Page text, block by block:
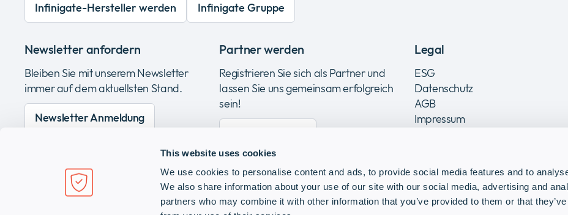
This website uses cookies
We use cookies to personalise content and ads, to provide social media features and to
We also share information about your use of our site with our social media, advertising and
partners who may combine it with other information that you’ve provided to them or that
Infinigate-Hersteller werden Infinigate Gruppe
Newsletter anfordern
Bleiben Sie mit unserem Newsletter
immer auf dem aktuellsten Stand.
Newsletter Anmeldung
Partner werden
Registrieren Sie sich als Partner und
lassen Sie uns gemeinsam erfolgreich
sein!
Legal
ESG
Datenschutz
AGB
Impressum
Infinigate Deutschland GmbH
Richard-Reitzner-Allee 8, 85540 Haar / München, Deutschland